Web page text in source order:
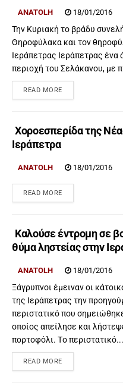
ANATOLH 18/01/2016
Την Κυριακή το βράδυ
Θηροφύλακα και τον
Ιεράπετρας Ιεράπετρας ένα
περιοχή του Σελάκανου, με
READ MORE
Χοροεσπερίδα της
Ιεράπετρα
ANATOLH 18/01/2016
READ MORE
Καλούσε έντρομη σε
θύμα ληστείας στην
ANATOLH 18/01/2016
Ξάγρυπνοι έμειναν οι
της Ιεράπετρας την
περιστατικό που
οποίος απείλησε και
πορτοφόλι. Tο περιστατικό...
READ MORE